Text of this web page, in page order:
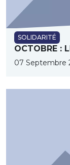
SOLIDARITÉ
OCTOBRE :
07 Septembre